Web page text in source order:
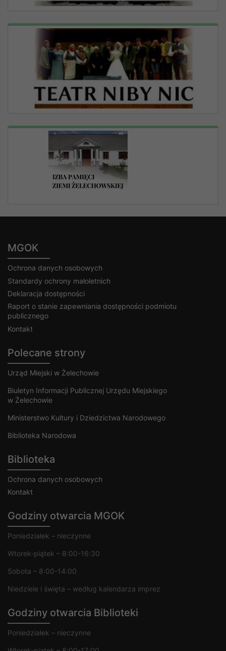
MGOK
Ochrona danych osobowych
Standardy ochrony małoletnich
Deklaracja dostępności
Raport o stanie zapewniania dostępności podmiotu
publicznego
Kontakt
Polecane strony
Urząd Miejski w Żelechowie
Biuletyn Informacji Publicznej Urzędu Miejskiego
w Żelechowie
Ministerstwo Kultury i Dziedzictwa Narodowego
Biblioteka Narodowa
Biblioteka
Ochrona danych osobowych
Kontakt
Godziny otwarcia MGOK
Poniedziałek – nieczynne
Wtorek-piątek – 8:00-16:30
Sobota – 8:00-14:00
Niedziele i święta – według kalendarza imprez
Godziny otwarcia Biblioteki
Poniedziałek – nieczynne